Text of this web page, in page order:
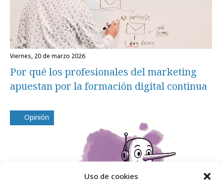
Uso de cookies
viernes, 20 de marzo 2026
Por qué los profesionales del marketing
apuestan por la formación digital continua
Opinión